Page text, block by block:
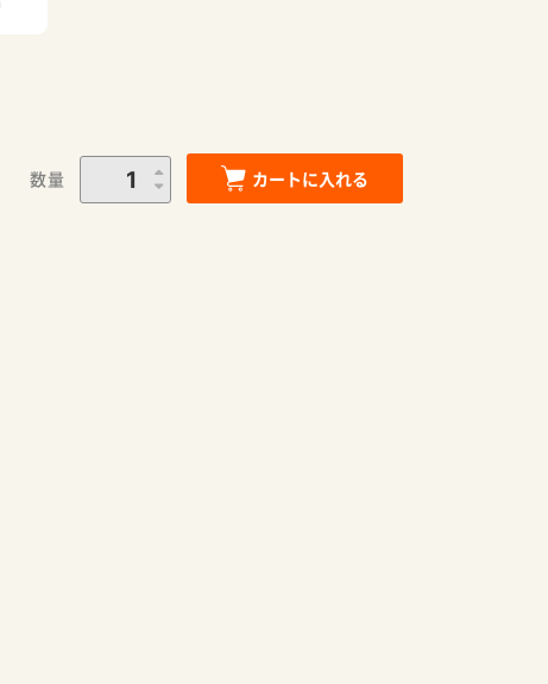
数量 カートに入れる